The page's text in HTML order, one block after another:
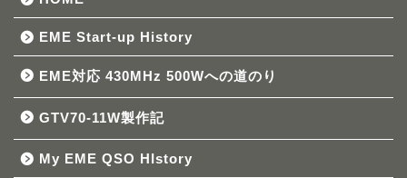
EME Start-up History
EME対応 430MHz 500Wへの道のり
GTV70-11W製作記
My EME QSO HIstory